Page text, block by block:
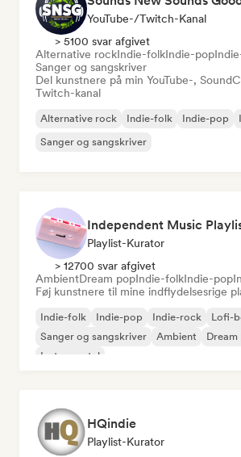
YouTube-/Twitch-Kanal
> 5100 svar afgivet
Alternative rockIndie-folkIndie-pop
Sanger og sangskriver
Del kunstnere på min YouTube-,
Twitch-kanal
Alternative rock Indie-folk Indie-pop
Sanger og sangskriver
Independent Music
Playlist-Kurator
> 12700 svar afgivet
AmbientDream popIndie-folkIndie-pop
Føj kunstnere til mine indflydelsesrige
Indie-folk Indie-pop Indie-rock
Lofi-
Sanger og sangskriver
Ambient
Dream
Instrumental
HQindie
Playlist-Kurator